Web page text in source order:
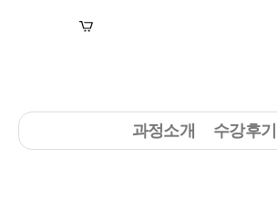
과정소개 수강후기